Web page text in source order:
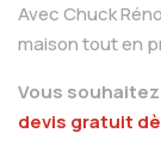
Avec Chuck
maison tout en
Vous
devis gratuit